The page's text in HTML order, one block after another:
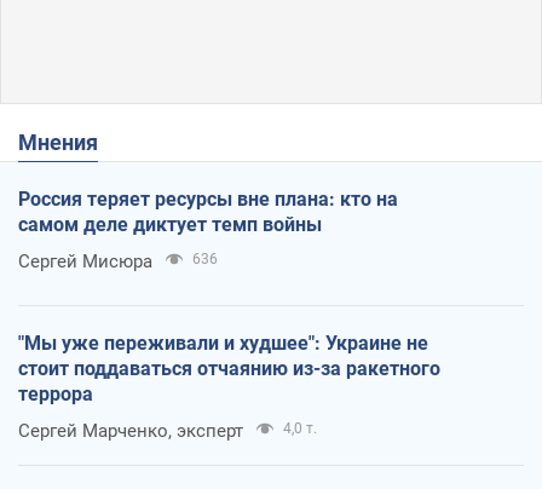
Мнения
Россия теряет ресурсы вне плана: кто на
самом деле диктует темп войны
Сергей Мисюра 636
"Мы уже переживали и худшее": Украине не
стоит поддаваться отчаянию из-за ракетного
террора
Сергей Марченко, эксперт 4,0 т.